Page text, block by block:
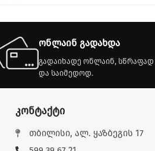
ონლაინ გადახდა
გადაიხადე ონლაინ, სწრაფად
და საიმედოდ.
კონტაქტი
თბილისი, ალ. ყაზბეგის 17